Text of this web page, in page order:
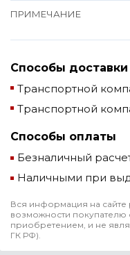
ПРИМЕЧАНИЕ
Способы доставки
Транспортной
Транспортной
Способы оплаты
Безналичный
Наличными при
Вся информация на сайте
возможности покупателю
приобретением, и не
ГК РФ).